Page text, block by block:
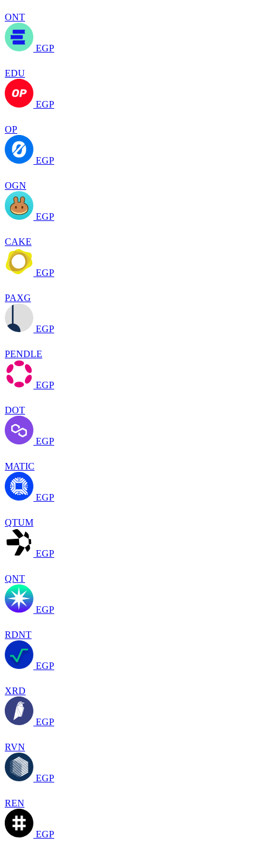
ONT
EGP
EDU
EGP
OP
EGP
OGN
EGP
CAKE
EGP
PAXG
EGP
PENDLE
EGP
DOT
EGP
MATIC
EGP
QTUM
EGP
QNT
EGP
RDNT
EGP
XRD
EGP
RVN
EGP
REN
EGP